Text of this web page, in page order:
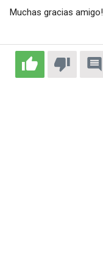
Muchas gracias amigo!